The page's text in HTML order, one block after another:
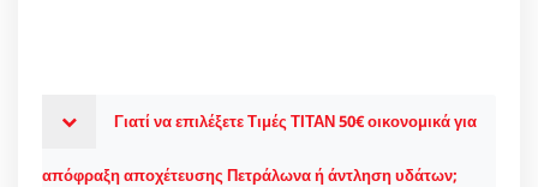
Γιατί να επιλέξετε Τιμές ΤΙΤΑΝ 50€ οικονομικά για
απόφραξη αποχέτευσης Πετράλωνα ή άντληση υδάτων;